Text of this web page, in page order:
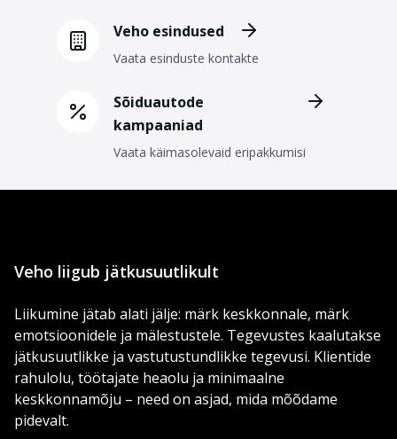
Veho esindused
Vaata esinduste kontakte
Sõiduautode
kampaaniad
Vaata käimasolevaid eripakkumisi
Veho liigub jätkusuutlikult
Liikumine jätab alati jälje: märk keskkonnale, märk
emotsioonidele ja mälestustele. Tegevustes kaalutakse
jätkusuutlikke ja vastutustundlikke tegevusi. Klientide
rahulolu, töötajate heaolu ja minimaalne
keskkonnamõju – need on asjad, mida mõõdame
pidevalt.